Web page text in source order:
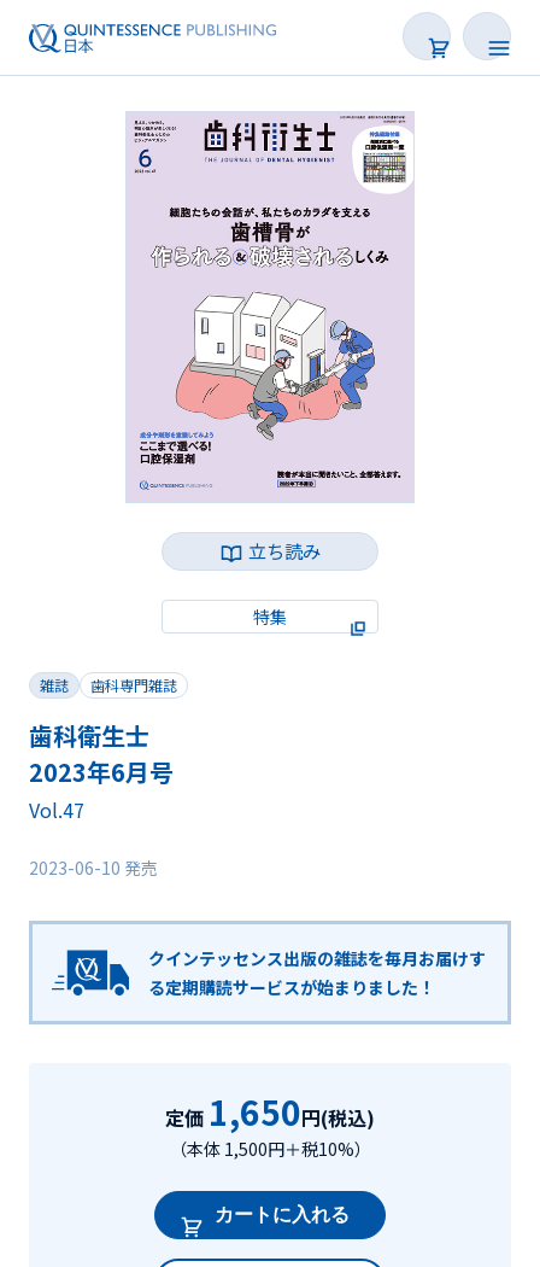
書籍
雑誌
映像
電子BOOK
著者一覧
立ち読み
特集
雑誌 歯科専門雑誌
歯科衛生士
2023年6月号
Vol.47
2023-06-10 発売
クインテッセンス出版の雑誌を毎月お届けす
る定期購読サービスが始まりました！
定価 1,650円(税込)
（本体 1,500円＋税10%）
カートに入れる